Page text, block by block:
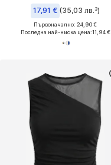
17,91 € (35,03 лв.³)
Първоначално: 24,90 €
Последна най-ниска цена:11,94 €